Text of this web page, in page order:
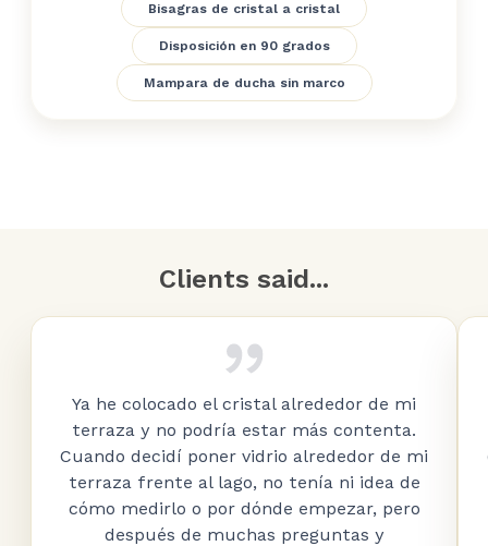
Bisagras de cristal a cristal
Disposición en 90 grados
Mampara de ducha sin marco
Clients said...
Ya he colocado el cristal alrededor de mi
terraza y no podría estar más contenta.
Cuando decidí poner vidrio alrededor de mi
terraza frente al lago, no tenía ni idea de
cómo medirlo o por dónde empezar, pero
después de muchas preguntas y